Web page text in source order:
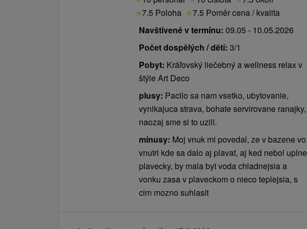
při pobytu od 21 nocí a více - SLEVA 15 % z celkové ceny
Dítě 4 - 10 let na lůžku / přistýlce ZDARMA.
Dítě do 3,99 let bez nároku na lůžko resp. přistýlku zdarma.
Dítě do 10 let (na lůžku) má rozsah stravy podle stravy rodiče, v
případě plné penze bez doplatku do plné penze.
Dítě od 11 - 15 let (na přistýlce / lůžku) má přizpůsoben rozsah
Pobyt pro děti zahrnuje:ubytování dle výběru lůžko /
přistýlka, rozsah stravy podle stravy rodiče, neomezený vstup
do SPA & AQUAPARKU v doprovodu dospělé osoby.
★7.5 Poloha ★7.5 Poměr cena / kvalita
Navštívené v termínu: 09.05 - 10.05.2026
Počet dospělých / dětí: 3/1
Pobyt: Kráľovský liečebný a wellness relax v
štýle Art Deco
plusy: Pacilo sa nam vsetko, ubytovanie,
vynikajuca strava, bohate servirovane ranajky,
naozaj sme si to uzili.
mínusy: Moj vnuk mi povedal, ze v bazene vo
vnutri kde sa dalo aj plavat, aj ked nebol uplne
plavecky, by mala byt voda chladnejsia a
vonku zasa v plaveckom o nieco teplejsia, s
cim mozno suhlasit